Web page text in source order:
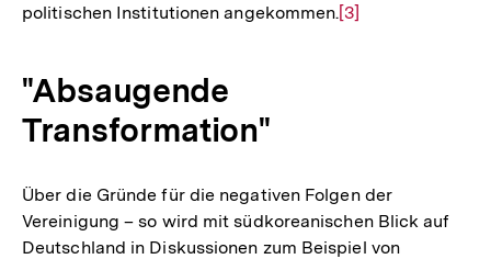
politischen Institutionen angekommen.Zur
[3]
"Absaugende
Transformation"
Über die Gründe für die negativen Folgen der
Vereinigung – so wird mit südkoreanischen Blick auf
Deutschland in Diskussionen zum Beispiel von